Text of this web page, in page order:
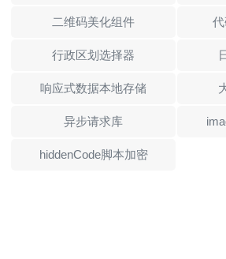
二维码美化组件
行政区划选择器
响应式数据本地存储
异步请求库
hiddenCode脚本加密